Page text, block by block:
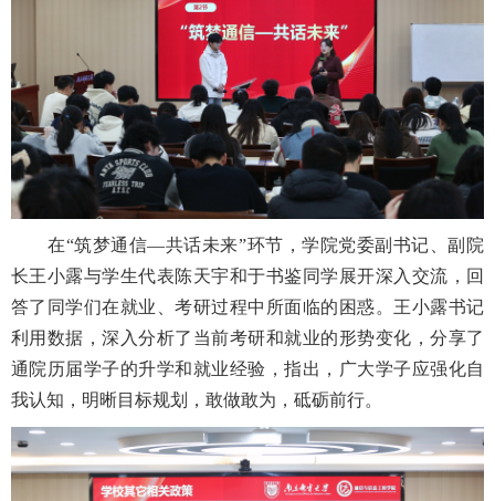
在“筑梦通信—共话未来”环节，学院党委副书记、副院
长王小露与学生代表陈天宇和于书鉴同学展开深入交流，回
答了同学们在就业、考研过程中所面临的困惑。王小露书记
利用数据，深入分析了当前考研和就业的形势变化，分享了
通院历届学子的升学和就业经验，指出，广大学子应强化自
我认知，明晰目标规划，敢做敢为，砥砺前行。